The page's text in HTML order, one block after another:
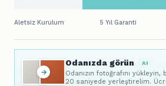
Aletsiz Kurulum 5 Yıl Garanti
Odanızda görün AI
Odanızın fotoğrafını yükleyin,
20 saniyede yerleştirelim.